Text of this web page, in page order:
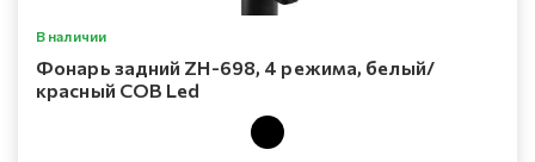
В наличии
Фонарь задний ZH-698, 4 режима, белый/
красный COB Led